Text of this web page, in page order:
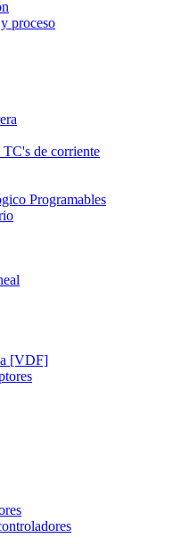
proceso
de corriente
Programables
[VDF]